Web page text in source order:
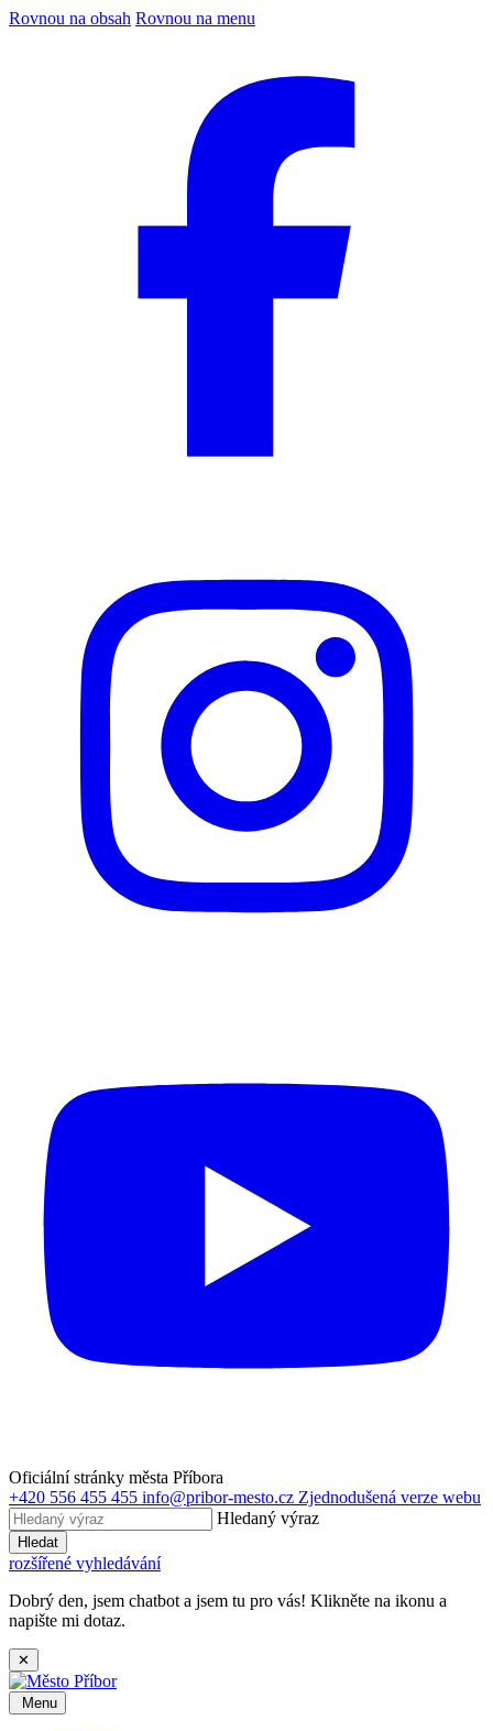
Rovnou na obsah Rovnou na menu
Oficiální stránky města Příbora
+420 556 455 455 info@pribor-mesto.cz Zjednodušená verze webu
Hledaný výraz
Hledat
rozšířené vyhledávání
Dobrý den, jsem chatbot a jsem tu pro vás! Klikněte na ikonu a
napište mi dotaz.
✕
Menu